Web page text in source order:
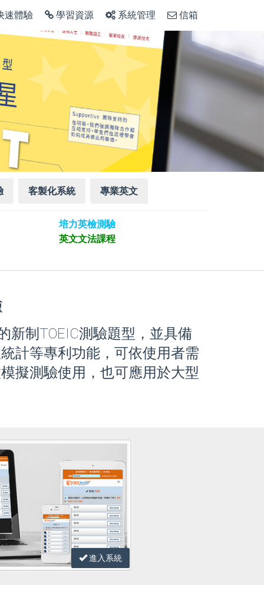
速體驗 學習資源 系統管理 信箱
客製化系統 專業英文
培力英檢測驗
英文文法課程
新制TOEIC測驗題型，並具備
計等專利功能，可依使用者需
擬測驗使用，也可應用於大型
進入系統